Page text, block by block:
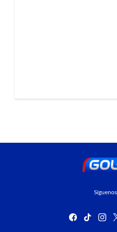
facebook
tiktok